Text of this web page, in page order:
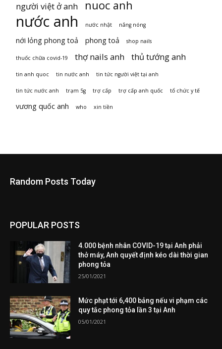
người việt ở anh nuoc anh
nước anh nước nhật nắng nóng
nới lỏng phong toả phong toả shop nails
thuốc chữa covid-19 thợ nails anh thủ tướng anh
tin anh quoc tin nước anh tin tức người việt tại anh
tin tức nước anh trạm 5g trợ cấp trợ cấp anh quốc tổ chức y tế
vương quốc anh who xin tiền
Random Posts Today
POPULAR POSTS
4.000 bệnh nhân COVID-19 tại Anh phải
thở máy, Anh quyết định kéo dài thời gian
phong tỏa
25/01/2021
Mức phạt tới 6,400 bảng nếu vi phạm các
quy tắc phong tỏa lần 3 tại Anh
05/01/2021